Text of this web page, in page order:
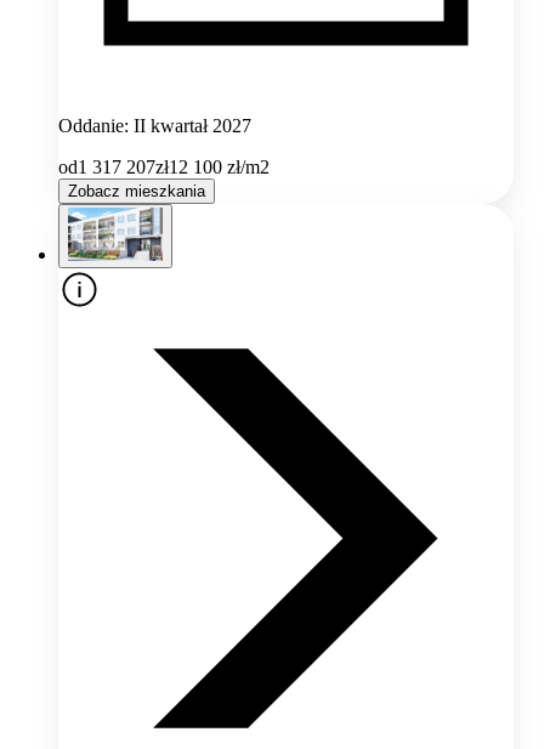
Oddanie: II kwartał 2027
od1 317 207zł12 100 zł/m2
Zobacz mieszkania